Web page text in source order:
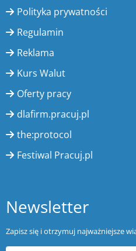
Polityka prywatności
Regulamin
Reklama
Kurs Walut
Oferty pracy
dlafirm.pracuj.pl
the:protocol
Festiwal Pracuj.pl
Newsletter
Zapisz się i otrzymuj najważniejsze